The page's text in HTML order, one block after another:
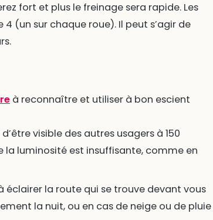
fort et plus le freinage sera rapide. Les
(un sur chaque roue). Il peut s’agir de
à reconnaître et utiliser à bon escient
visible des autres usagers à 150
la luminosité est insuffisante, comme en
éclairer la route qui se trouve devant vous
la nuit, ou en cas de neige ou de pluie